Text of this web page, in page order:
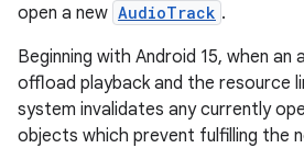
open a new AudioTrack .
Beginning with Android 15, when
offload playback and the resource
system invalidates any currently
objects which prevent fulfilling the